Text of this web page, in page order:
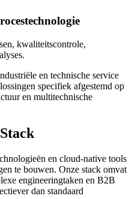
kwaliteitscontrole,
en technische service
specifiek afgestemd op
en multitechnische
en cloud-native tools
te bouwen. Onze stack omvat
engineeringtaken en B2B
dan standaard